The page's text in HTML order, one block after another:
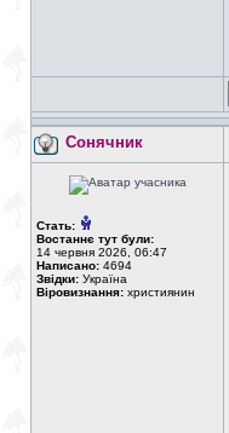
Сонячник
Стать:
Востаннє тут були:
14 червня 2026, 06:47
Написано: 4694
Звідки: Україна
Віровизнання: християнин